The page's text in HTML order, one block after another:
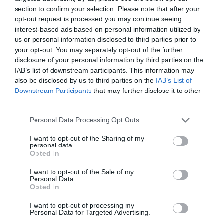
section to confirm your selection. Please note that after your
opt-out request is processed you may continue seeing
interest-based ads based on personal information utilized by
us or personal information disclosed to third parties prior to
your opt-out. You may separately opt-out of the further
disclosure of your personal information by third parties on the
IAB’s list of downstream participants. This information may
also be disclosed by us to third parties on the IAB’s List of
Downstream Participants that may further disclose it to other
Personal Data Processing Opt Outs
I want to opt-out of the Sharing of my
personal data.
Opted In
I want to opt-out of the Sale of my
Personal Data.
Opted In
I want to opt-out of processing my
Personal Data for Targeted Advertising.
Πάνω από 65.000 Τούρκοι
τουρίστες στη Λέσβο στο
επτάμηνο
Καθοριστική για την τελική εικόνα
η τουριστική κίνηση έως το τέλος
Σεπτεμβρίου
ΡΕΠΟΡΤΑΖ ΑΓΟΡΑ
στον Αύγουστο σε Λέσβο και
Λήμνο
κίνησης και αμόλυβδη
καταγράφουν οι επίσημες
τιμοληψίες σε Λέσβο και Λήμνο –
Ακριβότερη η Λήμνος, χαμηλότερες
ΚΟΣΜΟΣ
στην Τουρκία